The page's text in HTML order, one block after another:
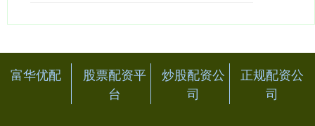
富华优配
股票配资平
台
炒股配资公
司
正规配资公
司